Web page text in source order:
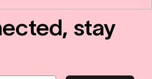
stay